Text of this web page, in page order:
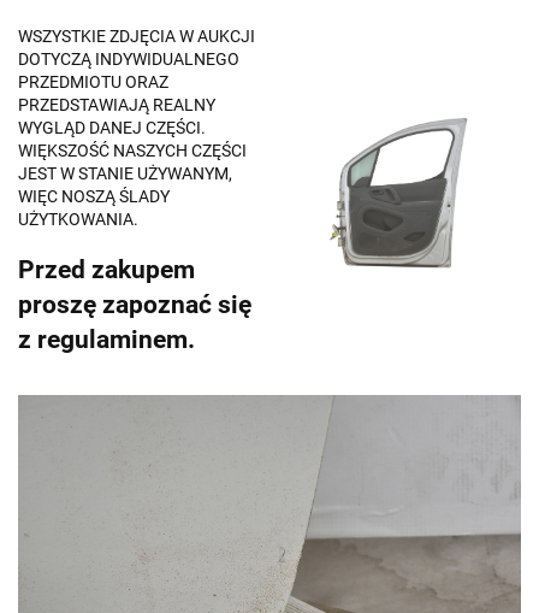
WSZYSTKIE ZDJĘCIA W AUKCJI
DOTYCZĄ INDYWIDUALNEGO
PRZEDMIOTU ORAZ
PRZEDSTAWIAJĄ REALNY
WYGLĄD DANEJ CZĘŚCI.
WIĘKSZOŚĆ NASZYCH CZĘŚCI
JEST W STANIE UŻYWANYM,
WIĘC NOSZĄ ŚLADY
UŻYTKOWANIA.
Przed zakupem
proszę zapoznać się
z regulaminem.